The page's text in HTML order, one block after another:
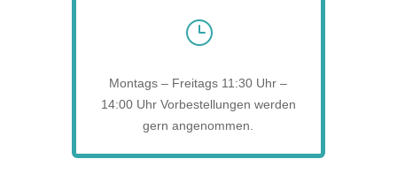
}
Montags – Freitags 11:30 Uhr –
14:00 Uhr Vorbestellungen werden
gern angenommen.